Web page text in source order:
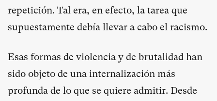
repetición. Tal era, en efecto, la tarea que
supuestamente debía llevar a cabo el racismo.
Esas formas de violencia y de brutalidad han
sido objeto de una internalización más
profunda de lo que se quiere admitir. Desde